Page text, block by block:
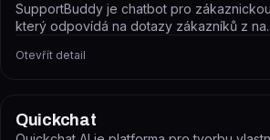
SupportBuddy je chatbot pro
který odpovídá na dotazy zákazníků z
Otevřít detail
Quickchat